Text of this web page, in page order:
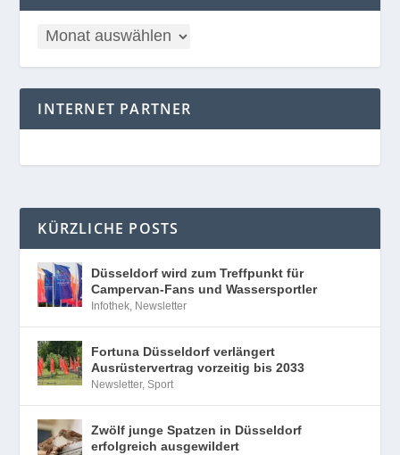
INTERNET PARTNER
KÜRZLICHE POSTS
Düsseldorf wird zum Treffpunkt für
Campervan-Fans und Wassersportler
Infothek Newsletter
Fortuna Düsseldorf verlängert
Ausrüstervertrag vorzeitig bis 2033
Newsletter,Sport
Zwölf junge Spatzen in Düsseldorf
erfolgreich ausgewildert